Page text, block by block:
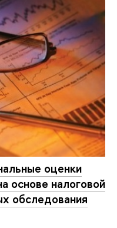
оценки
основе налоговой
обследования